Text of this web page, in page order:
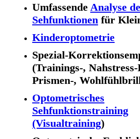
Umfassende Analyse
Sehfunktionen für
Kinderoptometrie
Spezial-
(Trainings-,
Prismen-,
Optometrisches
Sehfunktionstraining
(Visualtraining)